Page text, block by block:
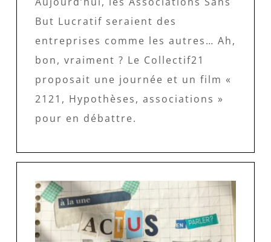
But Lucratif seraient des
entreprises comme les autres… Ah,
bon, vraiment ? Le Collectif21
proposait une journée et un film «
2121, Hypothèses, associations »
pour en débattre.